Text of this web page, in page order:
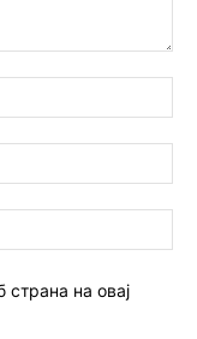
на овај